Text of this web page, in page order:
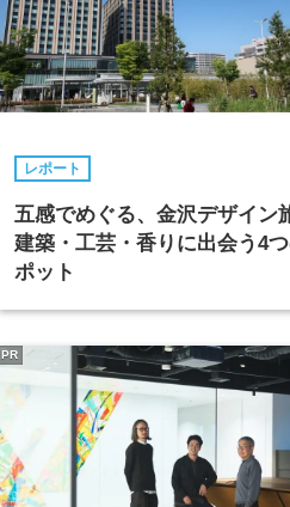
レポート
五感でめぐる、金沢デザイン
建築・工芸・香りに出会う4
ポット
PR